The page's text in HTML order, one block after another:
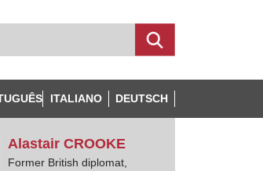
ITALIANO DEUTSCH
Alastair CROOKE
Former British diplomat,